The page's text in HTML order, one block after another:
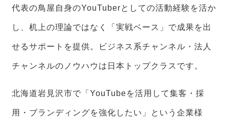
代表の鳥屋自身のYouTuberとしての活動経験を活か
し、机上の理論ではなく「実戦ベース」で成果を出
せるサポートを提供。ビジネス系チャンネル・法人
チャンネルのノウハウは日本トップクラスです。
北海道岩見沢市で「YouTubeを活用して集客・採
用・ブランディングを強化したい」という企業様